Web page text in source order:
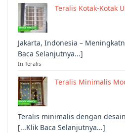
Teralis Kotak-Kotak
Jakarta, Indonesia –
Baca Selanjutnya...]
In Teralis
Teralis Minimalis
Teralis minimalis dengan
[...Klik Baca Selanjutnya...]